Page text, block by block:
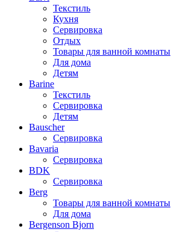
Текстиль
Кухня
Сервировка
Отдых
Товары для ванной комнаты
Для дома
Детям
Barine
Текстиль
Сервировка
Детям
Bauscher
Сервировка
Bavaria
Сервировка
BDK
Сервировка
Berg
Товары для ванной комнаты
Для дома
Bergenson Bjorn